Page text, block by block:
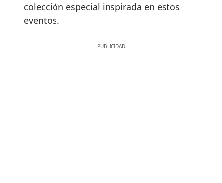
colección especial inspirada en estos
eventos.